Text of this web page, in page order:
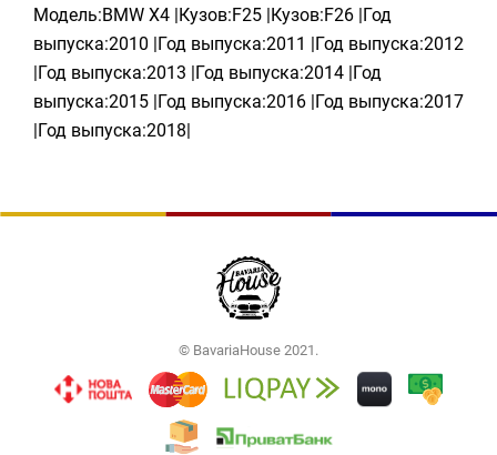
Модель:BMW X4 |Кузов:F25 |Кузов:F26 |Год
выпуска:2010 |Год выпуска:2011 |Год выпуска:2012
|Год выпуска:2013 |Год выпуска:2014 |Год
выпуска:2015 |Год выпуска:2016 |Год выпуска:2017
|Год выпуска:2018|
© BavariaHouse 2021.